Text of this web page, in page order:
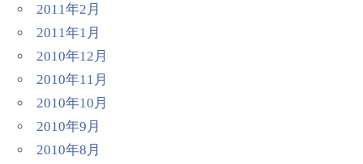
2011年2月
2011年1月
2010年12月
2010年11月
2010年10月
2010年9月
2010年8月